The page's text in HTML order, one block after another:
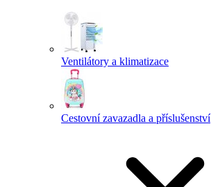
Ventilátory a klimatizace
Cestovní zavazadla a příslušenství